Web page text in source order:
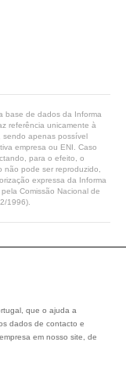
base de dados da Informa
referência unicamente à
sendo apenas possível
empresa ou ENI. Caso
para o efeito, o
não pode ser reproduzido,
expressa da Informa
Comissão Nacional de
1996).
que o ajuda a
dados de contacto e
em nosso site, de